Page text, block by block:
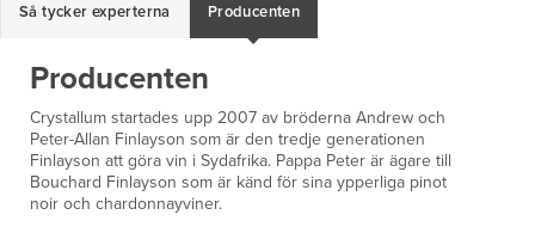
Så tycker experterna Producenten
Producenten
Crystallum startades upp 2007 av bröderna Andrew och
Peter-Allan Finlayson som är den tredje generationen
Finlayson att göra vin i Sydafrika. Pappa Peter är ägare till
Bouchard Finlayson som är känd för sina ypperliga pinot
noir och chardonnayviner.